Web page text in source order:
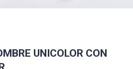
UNICOLOR CON